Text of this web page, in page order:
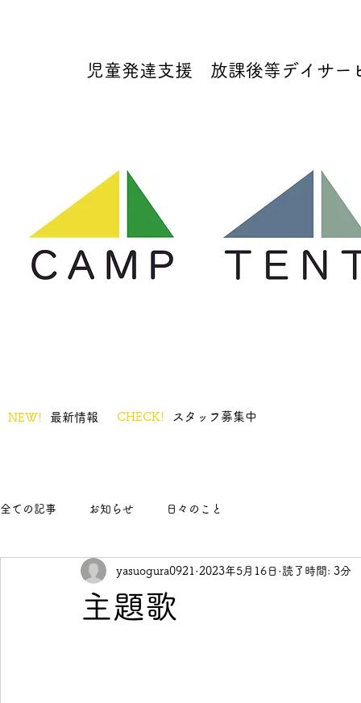
児童発達支援 放課後等デイサ
NEW! 最新情報 CHECK! スタッフ募集中
全ての記事 お知らせ 日々のこと
主題歌
yasuogura0921 2023年5月16日 読了時間: 3分